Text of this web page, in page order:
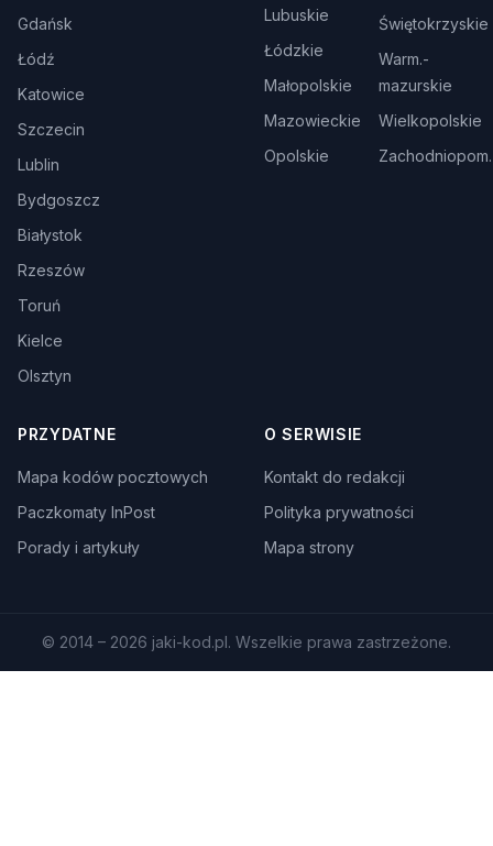
Gdańsk
Łódź
Katowice
Szczecin
Lublin
Bydgoszcz
Białystok
Rzeszów
Toruń
Kielce
Olsztyn
Lubuskie
Łódzkie
Małopolskie
Mazowieckie
Opolskie
Świętokrzyskie
Warm.-
mazurskie
Wielkopolskie
Zachodniopom.
PRZYDATNE
Mapa kodów pocztowych
Paczkomaty InPost
Porady i artykuły
O SERWISIE
Kontakt do redakcji
Polityka prywatności
Mapa strony
© 2014 – 2026 jaki-kod.pl. Wszelkie prawa zastrzeżone.